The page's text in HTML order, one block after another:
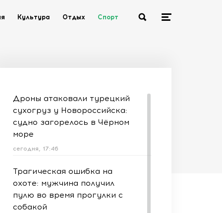
Культура Отдых Спорт
Дроны атаковали турецкий
сухогруз у Новороссийска:
судно загорелось в Чёрном
море
сегодня, 17:46
Трагическая ошибка на
охоте: мужчина получил
пулю во время прогулки с
собакой